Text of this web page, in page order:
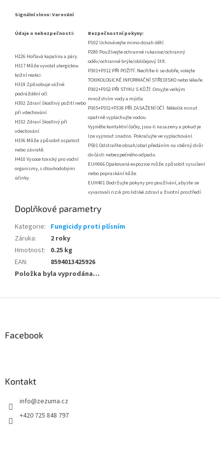
Signální slovo: Varování
Údaje o nebezpečnosti: Bezpečnostní pokyny:
H226 Hořlavá kapalina a páry.
H317 Může vyvolat alergickou
kožní reakci.
H319 Způsobuje vážné
podráždění očí.
H302 Zdraví škodlivý požití nebo
při vdechování.
H332 Zdraví škodlivý při
vdechování.
H336 Může způsobit ospalost
nebo závratě.
H410 Vysoce toxický pro vodní
organismy, s dlouhodobými
účinky.
P102 Uchovávejte mimo dosah dětí.
P280 Používejte ochranné rukavice/ochranný
oděv/ochranné brýle/obličejový štít.
P301+P312 PŘI POŽITÍ: Necítíte-li se dobře, volejte
TOXIKOLOGICKÉ INFORMAČNÍ STŘEDISKO nebo lékaře.
P302+P352 PŘI STYKU S KŮŽÍ: Omyjte velkým
množstvím vody a mýdla.
P305+P351+P338 PŘI ZASAŽENÍ OČÍ: Několik minut
opatrně vyplachujte vodou.
Vyjměte kontaktní čočky, jsou-li nasazeny a pokud je
lze vyjmout snadno. Pokračujte ve vyplachování.
P501 Odstraňte obsah/obal předáním na sběrný dvůr
do části nebezpečného odpadu.
EUH066 Opakovaná expozice může způsobit vysušení
nebo popraskání kůže.
EUH401 Dodržujte pokyny pro používání, abyste se
vyvarovali rizik pro lidské zdraví a životní prostředí.
Doplňkové parametry
Kategorie: Fungicidy proti plísním
Záruka:
2 roky
Hmotnost:
0.25 kg
EAN:
8594013425926
Položka byla vyprodána…
Facebook
Kontakt
info@zezuma.cz
+420 725 848 797